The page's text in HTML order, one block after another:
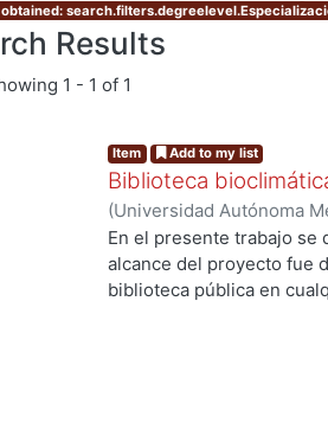
Results
1 - 1 of 1
Item Add to my list
Biblioteca
(Universidad Autónoma
de Servicios de
En el presente trabajo se
alcance del proyecto fue
biblioteca pública en